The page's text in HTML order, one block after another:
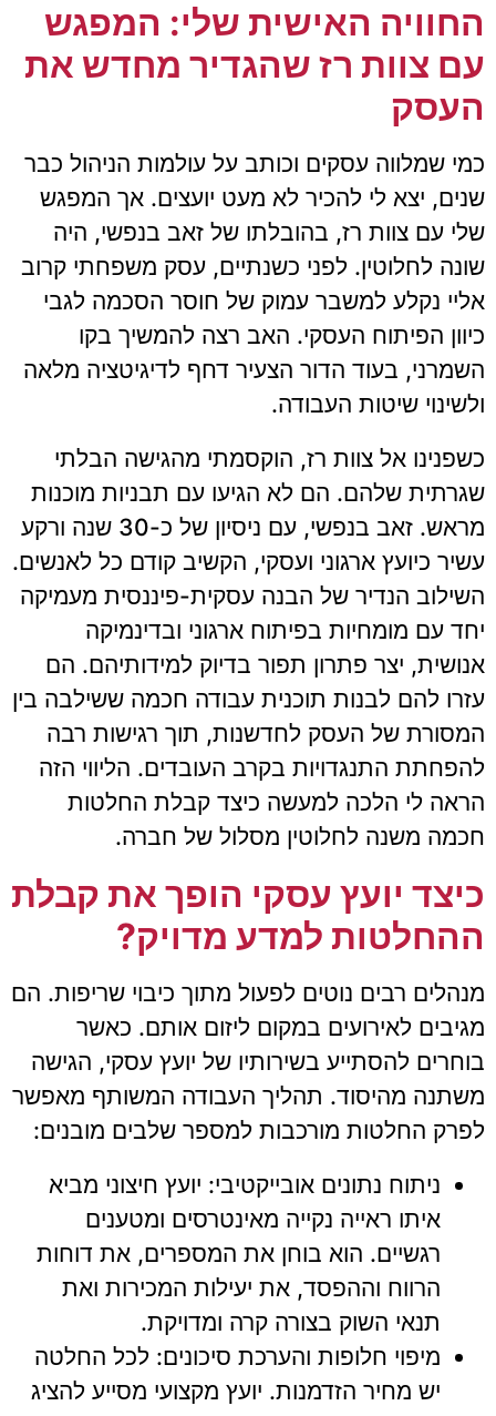
החוויה האישית שלי: המפגש
עם צוות רז שהגדיר מחדש את
העסק
כמי שמלווה עסקים וכותב על עולמות הניהול כבר
שנים, יצא לי להכיר לא מעט יועצים. אך המפגש
שלי עם צוות רז, בהובלתו של זאב בנפשי, היה
שונה לחלוטין. לפני כשנתיים, עסק משפחתי קרוב
אליי נקלע למשבר עמוק של חוסר הסכמה לגבי
כיוון הפיתוח העסקי. האב רצה להמשיך בקו
השמרני, בעוד הדור הצעיר דחף לדיגיטציה מלאה
ולשינוי שיטות העבודה.
כשפנינו אל צוות רז, הוקסמתי מהגישה הבלתי
שגרתית שלהם. הם לא הגיעו עם תבניות מוכנות
מראש. זאב בנפשי, עם ניסיון של כ-30 שנה ורקע
עשיר כיועץ ארגוני ועסקי, הקשיב קודם כל לאנשים.
השילוב הנדיר של הבנה עסקית-פיננסית מעמיקה
יחד עם מומחיות בפיתוח ארגוני ובדינמיקה
אנושית, יצר פתרון תפור בדיוק למידותיהם. הם
עזרו להם לבנות תוכנית עבודה חכמה ששילבה בין
המסורת של העסק לחדשנות, תוך רגישות רבה
להפחתת התנגדויות בקרב העובדים. הליווי הזה
הראה לי הלכה למעשה כיצד קבלת החלטות
חכמה משנה לחלוטין מסלול של חברה.
כיצד יועץ עסקי הופך את קבלת
ההחלטות למדע מדויק?
מנהלים רבים נוטים לפעול מתוך כיבוי שריפות. הם
מגיבים לאירועים במקום ליזום אותם. כאשר
בוחרים להסתייע בשירותיו של יועץ עסקי, הגישה
משתנה מהיסוד. תהליך העבודה המשותף מאפשר
לפרק החלטות מורכבות למספר שלבים מובנים:
ניתוח נתונים אובייקטיבי: יועץ חיצוני מביא
איתו ראייה נקייה מאינטרסים ומטענים
רגשיים. הוא בוחן את המספרים, את דוחות
הרווח וההפסד, את יעילות המכירות ואת
תנאי השוק בצורה קרה ומדויקת.
מיפוי חלופות והערכת סיכונים: לכל החלטה
יש מחיר הזדמנות. יועץ מקצועי מסייע להציג